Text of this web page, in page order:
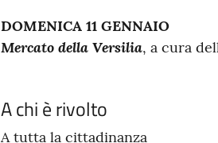
DOMENICA 11 GENNAIO
Mercato della Versilia, a cura
A chi è rivolto
A tutta la cittadinanza